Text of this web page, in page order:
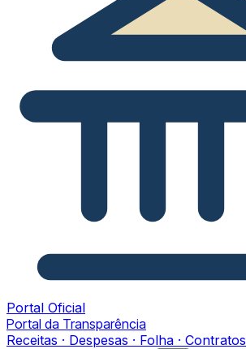
Portal Oficial
Portal da Transparência
Receitas · Despesas · Folha · Contratos